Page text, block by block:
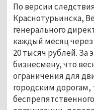
По версии
Краснотурьинска,
генерального
каждый месяц
20 тысяч рублей. За
бизнесмену, что
ограничения для
городским